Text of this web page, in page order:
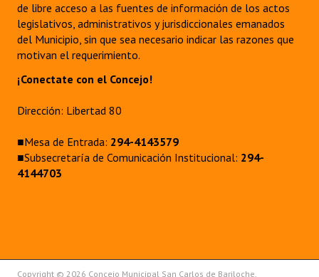
de libre acceso a las fuentes de información de los actos
legislativos, administrativos y jurisdiccionales emanados
del Municipio, sin que sea necesario indicar las razones que
motivan el requerimiento.
¡Conectate con el Concejo!
Dirección: Libertad 80
■Mesa de Entrada: 294-4143579
■Subsecretaría de Comunicación Institucional: 294-
4144703
Copyright © 2026 Concejo Municipal San Carlos de Bariloche.